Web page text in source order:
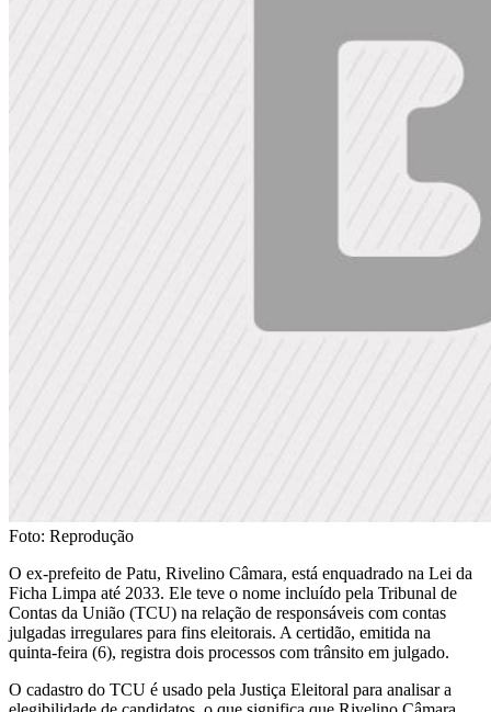
Foto: Reprodução
O ex-prefeito de Patu, Rivelino Câmara, está enquadrado na Lei da
Ficha Limpa até 2033. Ele teve o nome incluído pela Tribunal de
Contas da União (TCU) na relação de responsáveis com contas
julgadas irregulares para fins eleitorais. A certidão, emitida na
quinta-feira (6), registra dois processos com trânsito em julgado.
O cadastro do TCU é usado pela Justiça Eleitoral para analisar a